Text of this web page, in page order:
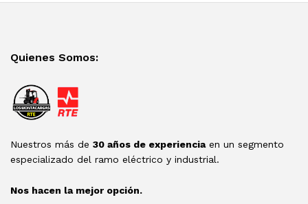
Quienes Somos:
Nuestros más de 30 años de experienciaen un segmento
especializado del ramo eléctrico y industrial.
Nos hacen la mejor opción.